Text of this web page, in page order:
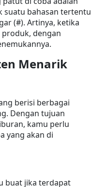
suatu bahasan tertentu
(#). Artinya, ketika
dengan
Menarik
berisi berbagai
Dengan tujuan
kamu perlu
yang akan di
buat jika terdapat